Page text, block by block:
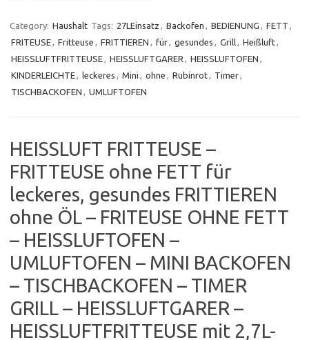
Category: Haushalt Tags: 27LEinsatz , Backofen , BEDIENUNG , FETT ,
FRITEUSE, Fritteuse , FRITTIEREN , für, gesundes , Grill, Heißluft,
HEISSLUFTFRITTEUSE, HEISSLUFTGARER , HEISSLUFTOFEN ,
KINDERLEICHTE, leckeres , Mini , ohne , Rubinrot, Timer,
TISCHBACKOFEN , UMLUFTOFEN
HEISSLUFT FRITTEUSE –
FRITTEUSE ohne FETT für
leckeres, gesundes FRITTIEREN
ohne ÖL – FRITEUSE OHNE FETT
– HEISSLUFTOFEN –
UMLUFTOFEN – MINI BACKOFEN
– TISCHBACKOFEN – TIMER
GRILL – HEISSLUFTGARER –
HEISSLUFTFRITTEUSE mit 2,7L-